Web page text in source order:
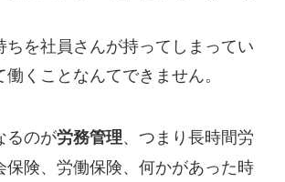
ちを社員さんが持ってしまってい
くことなんてできません。
るのが労務管理、つまり長時間労
保険、労働保険、何かがあった時